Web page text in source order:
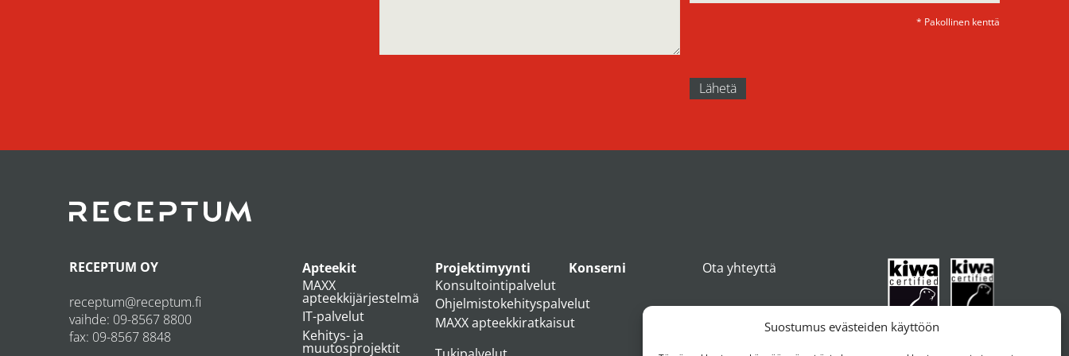
Suostumus evästeiden käyttöön
* Pakollinen kenttä
RECEPTUM OY
receptum@receptum.fi
vaihde: 09-8567 8800
fax: 09-8567 8848
Apteekit
MAXX
apteekkijärjestelmä
IT-palvelut
Kehitys- ja
muutosprojektit
Projektimyynti
Konsultointipalvelut
Ohjelmistokehityspalvelut
MAXX apteekkiratkaisut
Konserni Ota yhteyttä